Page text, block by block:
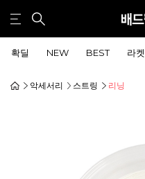
확딜 NEW BEST 라켓
악세서리 스트링 리닝